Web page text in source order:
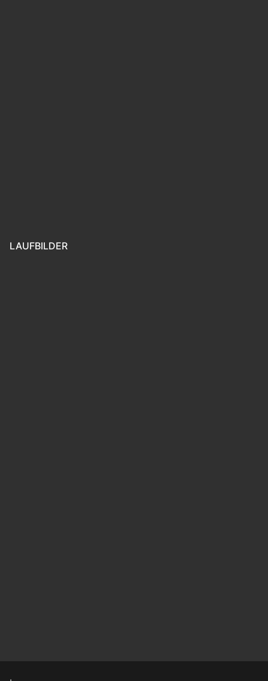
LAUFBILDER